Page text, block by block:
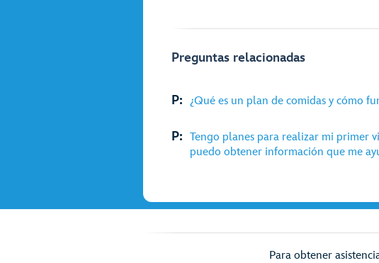
Preguntas relacionadas
P: ¿Qué es un plan de comidas y cómo
P: Tengo planes para realizar mi primer
puedo obtener información que me
Para obtener